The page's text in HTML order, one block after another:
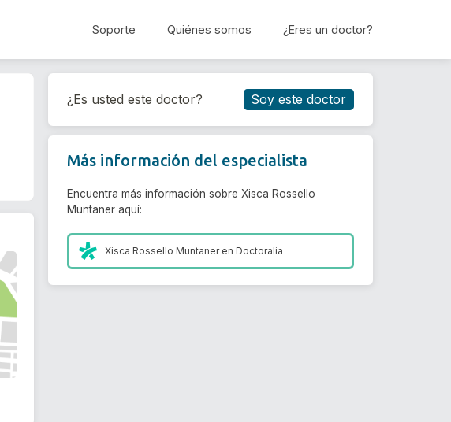
Soporte Quiénes somos ¿Eres un doctor?
Reservar cita
¿Es usted este doctor? Soy este doctor
Más información del especialista
Encuentra más información sobre Xisca Rossello
Muntaner aquí:
Xisca Rossello Muntaner enDoctoralia